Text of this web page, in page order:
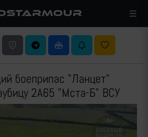
боеприпас "Ланцет"
2А65 "Мста-Б" ВСУ